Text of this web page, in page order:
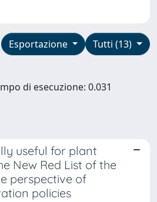
Tutti (13)
Esportazione
di esecuzione: 0.031
useful for plant
New Red List of the
perspective of
policies